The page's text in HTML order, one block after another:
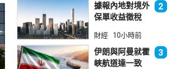
據報內地對境外
保單收益徵稅
倫敦股價急跌
2
財經 10小時前
伊朗與阿曼就霍
峽航道達一致
3